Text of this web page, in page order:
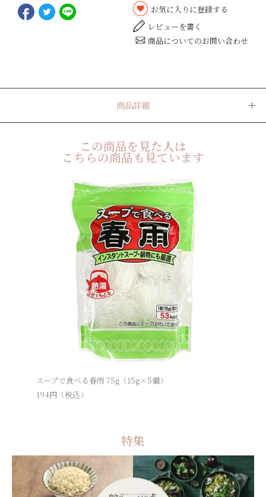
お気に入りに登録する
レビューを書く
商品についてのお問い合わせ
商品詳細
この商品を見た人は
こちらの商品も見ています
スープで食べる春雨 75g（15g×5個）
194円（税込）
特集